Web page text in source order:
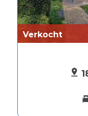
Verkocht